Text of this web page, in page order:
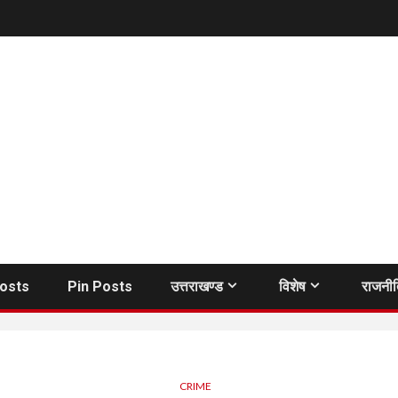
Pin Posts उत्तराखण्ड विशेष
CRIME